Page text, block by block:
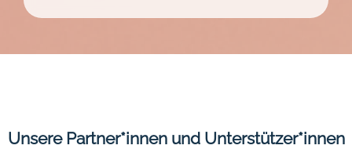
Unsere Partner*innen und Unterstützer*innen